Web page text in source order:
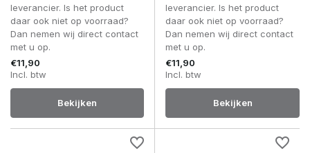
leverancier. Is het product
daar ook niet op voorraad?
Dan nemen wij direct contact
met u op.
€11,90
Incl. btw
Bekijken
leverancier. Is het product
daar ook niet op voorraad?
Dan nemen wij direct contact
met u op.
€11,90
Incl. btw
Bekijken